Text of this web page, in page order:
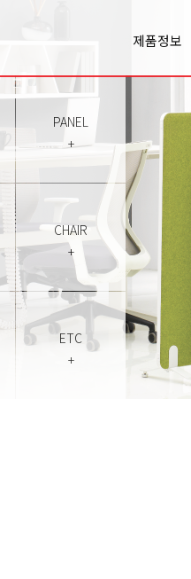
제품정보
Office
Panel
Chair
Sofa
Etc
PANEL
+
CHAIR
+
ETC
+